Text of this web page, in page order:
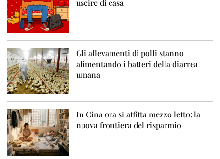
uscire di casa
Gli allevamenti di polli stanno
alimentando i batteri della diarrea
umana
In Cina ora si affitta mezzo letto: la
nuova frontiera del risparmio